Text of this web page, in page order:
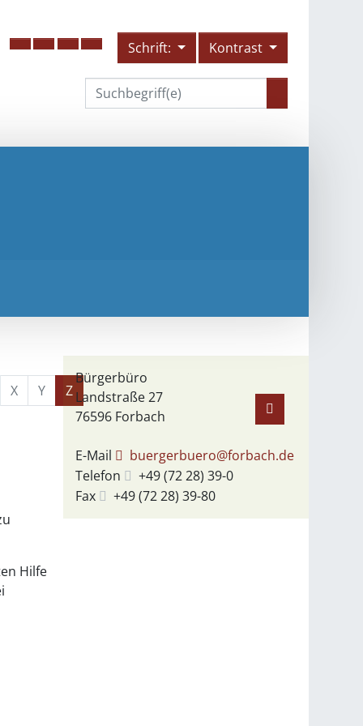
Schrift: Kontrast
X Y Z
Hilfe
Bürgerbüro
Landstraße 27
76596 Forbach
E-Mail
buergerbuero@forbach.de
Telefon
+49 (7228) 39-0
Fax
+49 (7228) 39-80